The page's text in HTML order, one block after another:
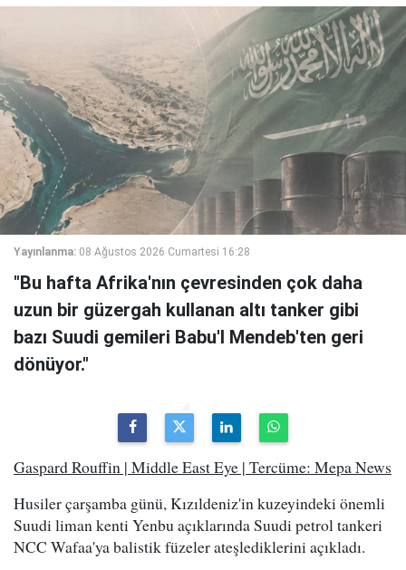
Yayınlanma: 08 Ağustos 2026 Cumartesi 16:28
"Bu hafta Afrika'nın çevresinden çok daha
uzun bir güzergah kullanan altı tanker gibi
bazı Suudi gemileri Babu'l Mendeb'ten geri
dönüyor."
Gaspard Rouffin | Middle East Eye | Tercüme: Mepa News
Husiler çarşamba günü, Kızıldeniz'in kuzeyindeki önemli
Suudi liman kenti Yenbu açıklarında Suudi petrol tankeri
NCC Wafaa'ya balistik füzeler ateşlediklerini açıkladı.